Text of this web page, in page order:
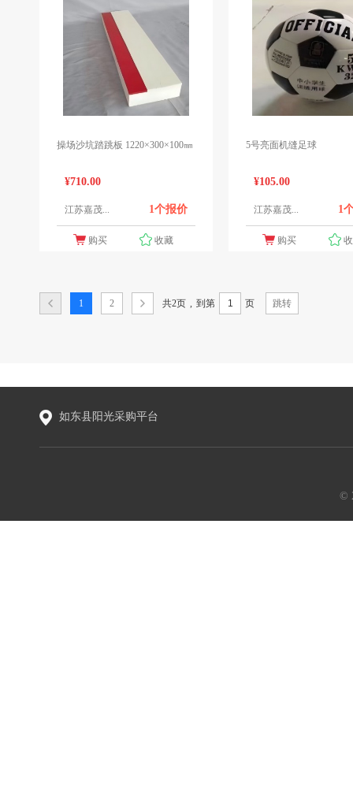
操场沙坑踏跳板 1220×300×100㎜
¥710.00
江苏嘉茂... 1个报价
购买 收藏
5号亮面机缝足球
¥105.00
江苏嘉茂... 1
购买
1 2 共2页 到第 页 跳转
如东县阳光采购平台
©